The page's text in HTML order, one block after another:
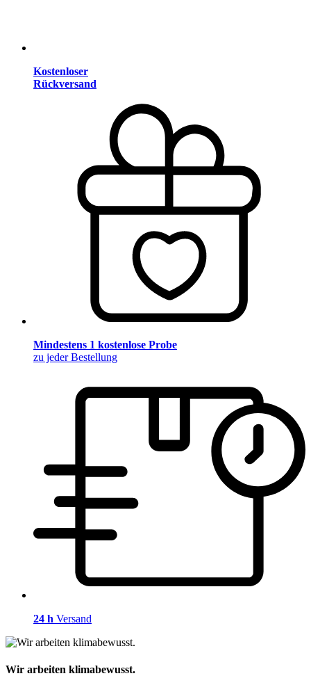
Kostenloser
Rückversand
Mindestens 1 kostenlose Probe
zu jeder Bestellung
24 h Versand
Wir arbeiten klimabewusst.